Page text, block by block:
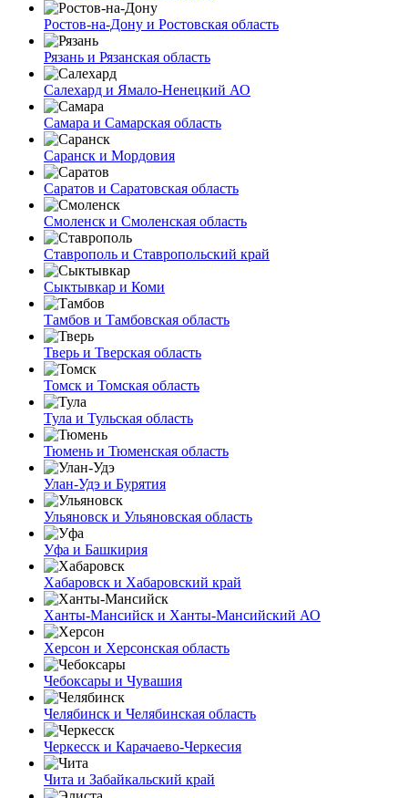
Ростов-на-Дону и Ростовская область
Рязань и Рязанская область
Салехард и Ямало-Ненецкий АО
Самара и Самарская область
Саранск и Мордовия
Саратов и Саратовская область
Смоленск и Смоленская область
Ставрополь и Ставропольский край
Сыктывкар и Коми
Тамбов и Тамбовская область
Тверь и Тверская область
Томск и Томская область
Тула и Тульская область
Тюмень и Тюменская область
Улан-Удэ и Бурятия
Ульяновск и Ульяновская область
Уфа и Башкирия
Хабаровск и Хабаровский край
Ханты-Мансийск и Ханты-Мансийский АО
Херсон и Херсонская область
Чебоксары и Чувашия
Челябинск и Челябинская область
Черкесск и Карачаево-Черкесия
Чита и Забайкальский край